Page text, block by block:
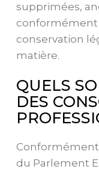
supprimées,
conformément
conservation
matière.
QUELS
DES
Conformément
du Parlement